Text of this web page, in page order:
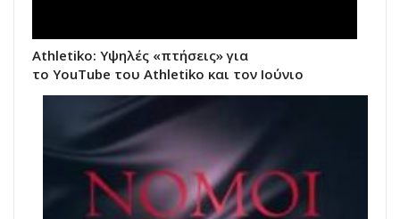
Athletiko: Υψηλές «πτήσεις» για
το YouTube του Athletiko και τον Ιούνιο